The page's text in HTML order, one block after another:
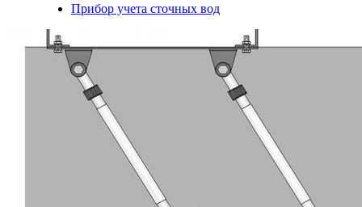
Прибор учета сточных вод